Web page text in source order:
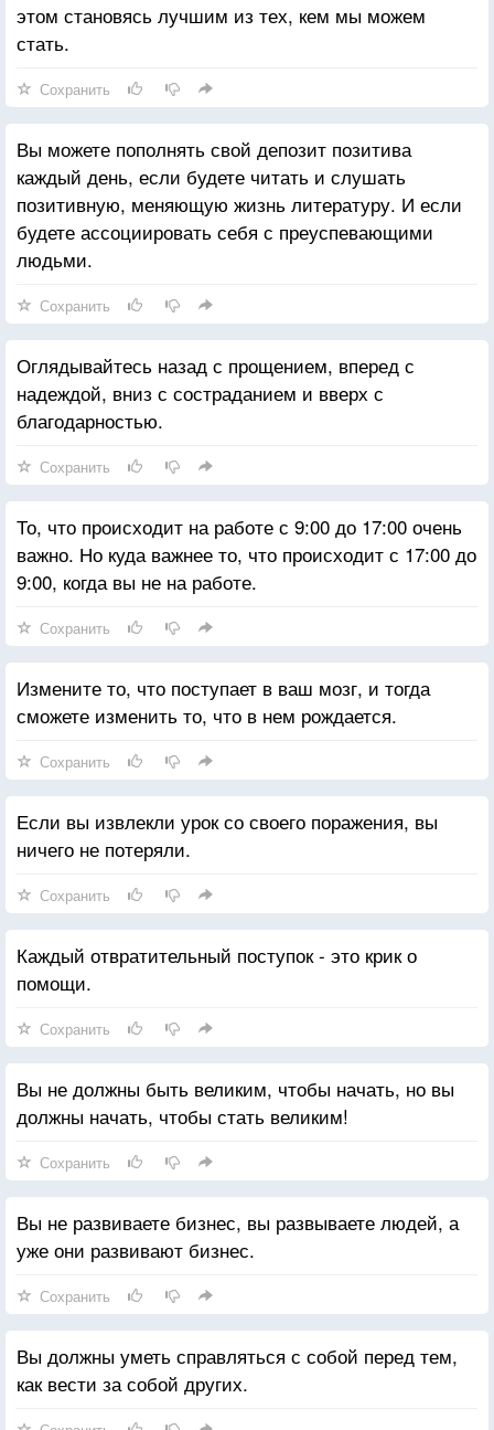
этом становясь лучшим из тех, кем мы можем
стать.
Сохранить
Вы можете пополнять свой депозит позитива
каждый день, если будете читать и слушать
позитивную, меняющую жизнь литературу. И если
будете ассоциировать себя с преуспевающими
людьми.
Сохранить
Оглядывайтесь назад с прощением, вперед с
надеждой, вниз с состраданием и вверх с
благодарностью.
Сохранить
То, что происходит на работе с 9:00 до 17:00 очень
важно. Но куда важнее то, что происходит с 17:00 до
9:00, когда вы не на работе.
Сохранить
Измените то, что поступает в ваш мозг, и тогда
сможете изменить то, что в нем рождается.
Сохранить
Если вы извлекли урок со своего поражения, вы
ничего не потеряли.
Сохранить
Каждый отвратительный поступок - это крик о
помощи.
Сохранить
Вы не должны быть великим, чтобы начать, но вы
должны начать, чтобы стать великим!
Сохранить
Вы не развиваете бизнес, вы развываете людей, а
уже они развивают бизнес.
Сохранить
Вы должны уметь справляться с собой перед тем,
как вести за собой других.